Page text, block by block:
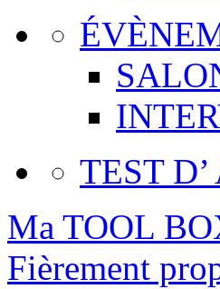
TEST
Ma TOOL
Fièrement